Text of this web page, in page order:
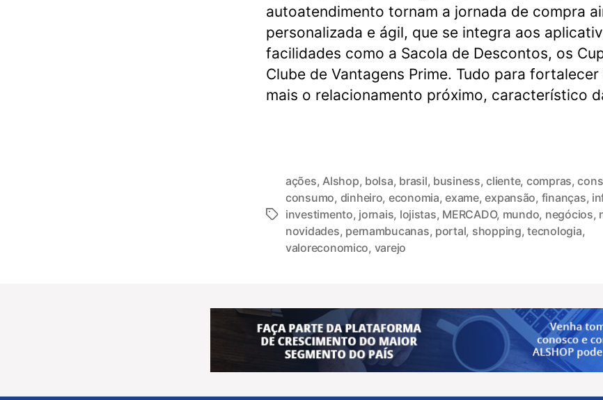
autoatendimento tornam a jornada de compra
personalizada e ágil, que se integra aos
facilidades como a Sacola de Descontos, os
Clube de Vantagens Prime. Tudo para fortalecer
mais o relacionamento próximo, característico
ações,Alshop, bolsa, brasil, business,cliente, compras,
consumo, dinheiro, economia,exame,expansão, finanças,
investimento, jornais, lojistas, MERCADO, mundo, negócios,
novidades, pernambucanas, portal, shopping,tecnologia,
valoreconomico, varejo